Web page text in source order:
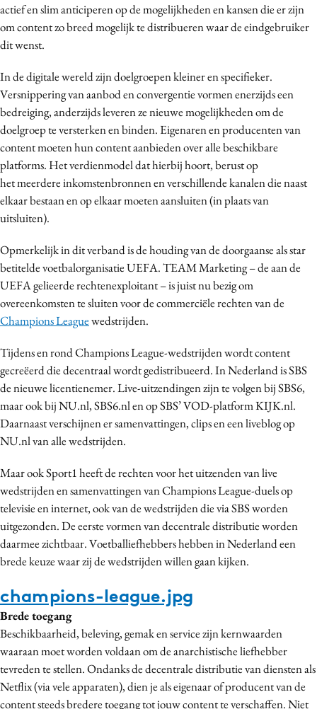
actief en slim anticiperen op de mogelijkheden en kansen die er zijn
om content zo breed mogelijk te distribueren waar de eindgebruiker
dit wenst.
In de digitale wereld zijn doelgroepen kleiner en specifieker.
Versnippering van aanbod en convergentie vormen enerzijds een
bedreiging, anderzijds leveren ze nieuwe mogelijkheden om de
doelgroep te versterken en binden. Eigenaren en producenten van
content moeten hun content aanbieden over alle beschikbare
platforms. Het verdienmodel dat hierbij hoort, berust op
het meerdere inkomstenbronnen en verschillende kanalen die naast
elkaar bestaan en op elkaar moeten aansluiten (in plaats van
uitsluiten).
Opmerkelijk in dit verband is de houding van de doorgaanse als star
betitelde voetbalorganisatie UEFA. TEAM Marketing – de aan de
UEFA gelieerde rechtenexploitant – is juist nu bezig om
overeenkomsten te sluiten voor de commerciële rechten van de
Champions Leaguewedstrijden.
Tijdens en rond Champions League-wedstrijden wordt content
gecreëerd die decentraal wordt gedistribueerd. In Nederland is SBS
de nieuwe licentienemer. Live-uitzendingen zijn te volgen bij SBS6,
maar ook bij NU.nl, SBS6.nl en op SBS’ VOD-platform KIJK.nl.
Daarnaast verschijnen er samenvattingen, clips en een liveblog op
NU.nl van alle wedstrijden.
Maar ook Sport1 heeft de rechten voor het uitzenden van live
wedstrijden en samenvattingen van Champions League-duels op
televisie en internet, ook van de wedstrijden die via SBS worden
uitgezonden. De eerste vormen van decentrale distributie worden
daarmee zichtbaar. Voetballiefhebbers hebben in Nederland een
brede keuze waar zij de wedstrijden willen gaan kijken.
champions-league.jpg
Brede toegang
Beschikbaarheid, beleving, gemak en service zijn kernwaarden
waaraan moet worden voldaan om de anarchistische liefhebber
tevreden te stellen. Ondanks de decentrale distributie van diensten als
Netflix (via vele apparaten), dien je als eigenaar of producent van de
content steeds bredere toegang tot jouw content te verschaffen. Niet